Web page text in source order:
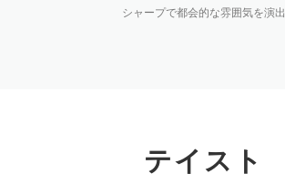
シャープで都会的な雰囲気を演出
テイスト